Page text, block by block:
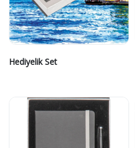
Hediyelik Set